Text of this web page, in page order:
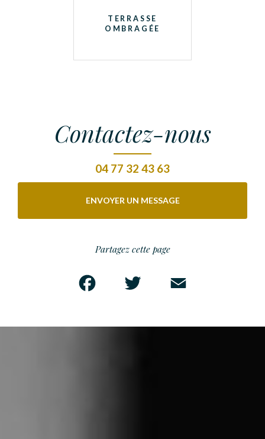
TERRASSE
OMBRAGÉE
Contactez-nous
04 77 32 43 63
ENVOYER UN MESSAGE
Partagez cette page